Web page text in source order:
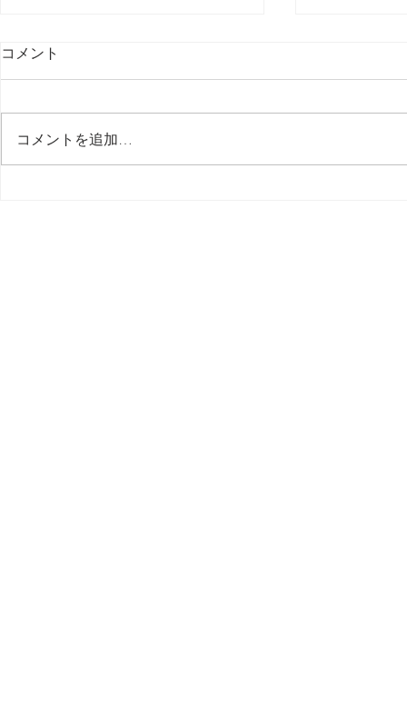
最後の日記です
コメント
コメントを追加…